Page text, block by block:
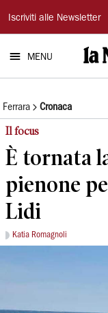
La
Nuova
Ferrara
Iscriviti alle Newsletter
MENU
Ferrara Cronaca
Il focus
È tornata
pienone
Lidi
Katia Romagnoli